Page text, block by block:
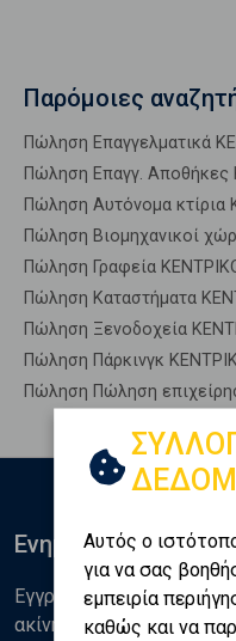
Παρόμοιες
Πώληση Επαγγελματικά
Πώληση Επαγγ. Αποθήκες
Πώληση Αυτόνομα κτίρια
Πώληση Βιομηχανικοί
Πώληση Γραφεία
Πώληση Καταστήματα
Πώληση Ξενοδοχεία
Πώληση Πάρκινγκ
Πώληση Πώληση
Αυτός ο
για να σας
εμπειρία
καθώς και να
Ενημερωθείτε
Εγγραφείτε στο
ακίνητα, αναλύσεις και